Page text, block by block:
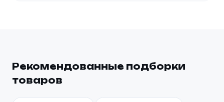
Рекомендованные подборки
товаров